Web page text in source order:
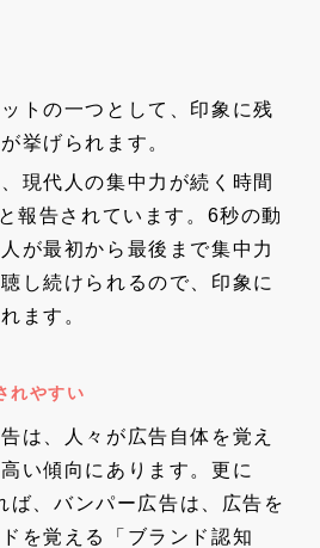
トの一つとして、印象に残
挙げられます。
現代人の集中力が続く時間
報告されています。6秒の動
が最初から最後まで集中力
し続けられるので、印象に
ます。
れやすい
は、人々が広告自体を覚え
い傾向にあります。更に
、バンパー広告は、広告を
を覚える「ブランド認知